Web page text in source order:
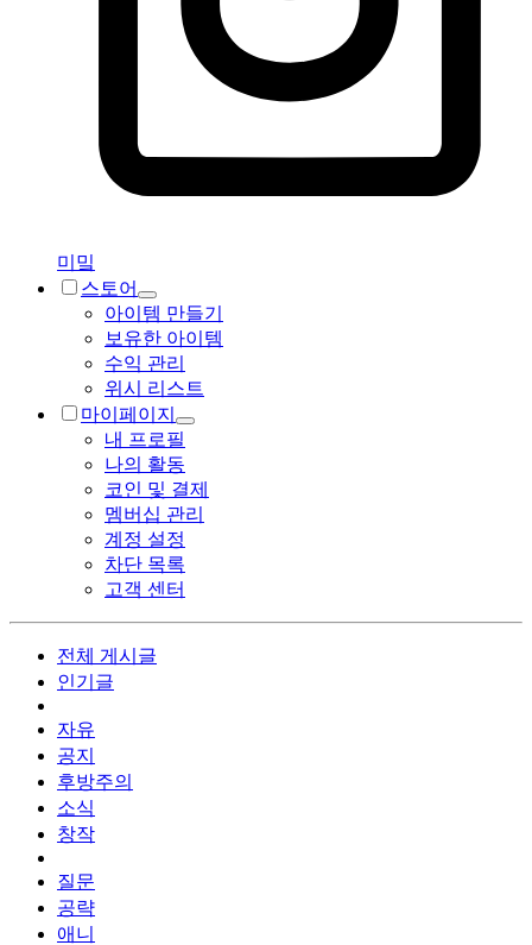
미밐
스토어
아이템 만들기
보유한 아이템
수익 관리
위시 리스트
마이페이지
내 프로필
나의 활동
코인 및 결제
멤버십 관리
계정 설정
차단 목록
고객 센터
전체 게시글
인기글
자유
공지
후방주의
소식
창작
질문
공략
애니